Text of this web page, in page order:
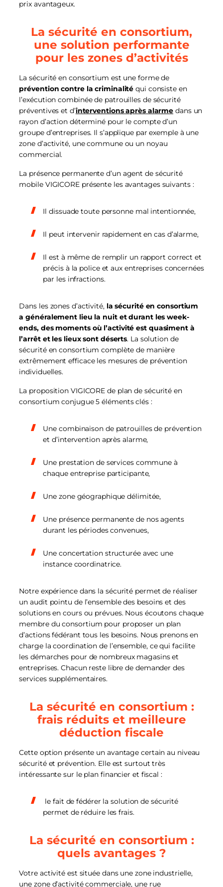
prix avantageux.
La sécurité en consortium,
une solution performante
pour les zones d’activités
La sécurité en consortium est une forme de
prévention contre la criminalité qui consiste en
l’exécution combinée de patrouilles de sécurité
préventives et d’interventions après alarme dans un
rayon d’action déterminé pour le compte d’un
groupe d’entreprises. Il s’applique par exemple à une
zone d’activité, une commune ou un noyau
commercial.
La présence permanente d’un agent de sécurité
mobile VIGICORE présente les avantages suivants :
Il dissuade toute personne mal intentionnée,
Il peut intervenir rapidement en cas d’alarme,
Il est à même de remplir un rapport correct et
précis à la police et aux entreprises concernées
par les infractions.
Dans les zones d’activité, la sécurité en consortium
a généralement lieu la nuit et durant les week-
ends, des moments où l’activité est quasiment à
l’arrêt et les lieux sont déserts. La solution de
sécurité en consortium complète de manière
extrêmement efficace les mesures de prévention
individuelles.
La proposition VIGICORE de plan de sécurité en
consortium conjugue 5 éléments clés :
Une combinaison de patrouilles de prévention
et d’intervention après alarme,
Une prestation de services commune à
chaque entreprise participante,
Une zone géographique délimitée,
Une présence permanente de nos agents
durant les périodes convenues,
Une concertation structurée avec une
instance coordinatrice.
Notre expérience dans la sécurité permet de réaliser
un audit pointu de l’ensemble des besoins et des
solutions en cours ou prévues. Nous écoutons chaque
membre du consortium pour proposer un plan
d’actions fédérant tous les besoins. Nous prenons en
charge la coordination de l’ensemble, ce qui facilite
les démarches pour de nombreux magasins et
entreprises. Chacun reste libre de demander des
services supplémentaires.
La sécurité en consortium :
frais réduits et meilleure
déduction fiscale
Cette option présente un avantage certain au niveau
sécurité et prévention. Elle est surtout très
intéressante sur le plan financier et fiscal :
le fait de fédérer la solution de sécurité
permet de réduire les frais.
La sécurité en consortium :
quels avantages ?
Votre activité est située dans une zone industrielle,
une zone d’activité commerciale, une rue